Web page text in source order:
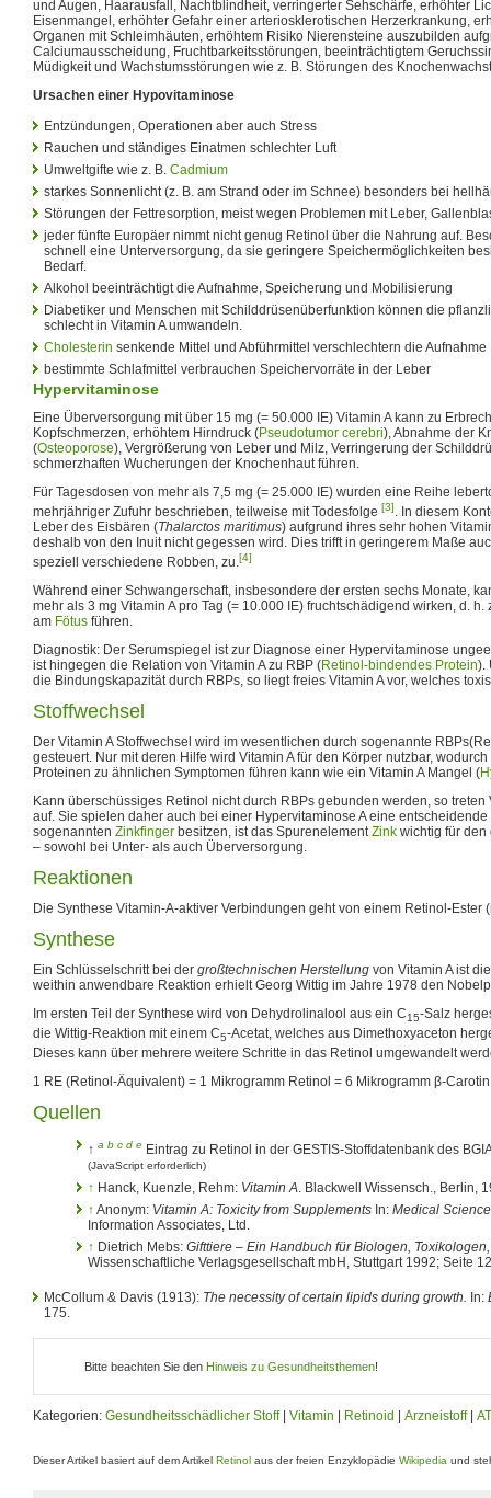
und Augen, Haarausfall, Nachtblindheit, verringerter Sehschärfe, erhöhter
Eisenmangel, erhöhter Gefahr einer arteriosklerotischen Herzerkrankung,
Organen mit Schleimhäuten, erhöhtem Risiko Nierensteine auszubilden
Calciumausscheidung, Fruchtbarkeitsstörungen, beeinträchtigtem
Müdigkeit und Wachstumsstörungen wie z. B. Störungen des
Ursachen einer Hypovitaminose
Entzündungen, Operationen aber auch Stress
Rauchen und ständiges Einatmen schlechter Luft
Umweltgifte wie z. B. Cadmium
starkes Sonnenlicht (z. B. am Strand oder im Schnee) besonders bei
Störungen der Fettresorption, meist wegen Problemen mit Leber,
jeder fünfte Europäer nimmt nicht genug Retinol über die Nahrung auf.
schnell eine Unterversorgung, da sie geringere Speichermöglichkeiten
Bedarf.
Alkohol beeinträchtigt die Aufnahme, Speicherung und Mobilisierung
Diabetiker und Menschen mit Schilddrüsenüberfunktion können die
schlecht in Vitamin A umwandeln.
Cholesterin senkende Mittel und Abführmittel verschlechtern die Aufnahme
bestimmte Schlafmittel verbrauchen Speichervorräte in der Leber
Hypervitaminose
Eine Überversorgung mit über 15 mg (= 50.000 IE) Vitamin A kann zu
Kopfschmerzen, erhöhtem Hirndruck (Pseudotumor cerebri), Abnahme der
(Osteoporose), Vergrößerung von Leber und Milz, Verringerung der
schmerzhaften Wucherungen der Knochenhaut führen.
Für Tagesdosen von mehr als 7,5 mg (= 25.000 IE) wurden eine Reihe
mehrjähriger Zufuhr beschrieben, teilweise mit Todesfolge [3]
. In diesem
Leber des Eisbären (Thalarctos maritimus) aufgrund ihres sehr hohen
deshalb von den Inuit nicht gegessen wird. Dies trifft in geringerem Maße
speziell verschiedene Robben, zu. [4]
Während einer Schwangerschaft, insbesondere der ersten sechs Monate,
mehr als 3 mg Vitamin A pro Tag (= 10.000 IE) fruchtschädigend wirken, d.
am Fötus führen.
Diagnostik: Der Serumspiegel ist zur Diagnose einer Hypervitaminose
ist hingegen die Relation von Vitamin A zu RBP (Retinol-bindendes Protein).
die Bindungskapazität durch RBPs, so liegt freies Vitamin A vor, welches
Stoffwechsel
Der Vitamin A Stoffwechsel wird im wesentlichen durch sogenannte
gesteuert. Nur mit deren Hilfe wird Vitamin A für den Körper nutzbar,
Proteinen zu ähnlichen Symptomen führen kann wie ein Vitamin A Mangel (
Kann überschüssiges Retinol nicht durch RBPs gebunden werden, so
auf. Sie spielen daher auch bei einer Hypervitaminose A eine
sogenannten Zinkfinger besitzen, ist das Spurenelement Zink wichtig für den
– sowohl bei Unter- als auch Überversorgung.
Reaktionen
Die Synthese Vitamin-A-aktiver Verbindungen geht von einem Retinol-Ester
Synthese
Ein Schlüsselschritt bei der großtechnischen Herstellung von Vitamin A ist
weithin anwendbare Reaktion erhielt Georg Wittig im Jahre 1978 den
Im ersten Teil der Synthese wird von Dehydrolinalool aus ein C15-Salz
die Wittig-Reaktion mit einem C5-Acetat, welches aus Dimethoxyaceton
Dieses kann über mehrere weitere Schritte in das Retinol umgewandelt
1 RE (Retinol-Äquivalent) = 1 Mikrogramm Retinol = 6 Mikrogramm β-Carotin
Quellen
↑ a b c d e Eintrag zu Retinol in der GESTIS-Stoffdatenbank des
(JavaScript erforderlich)
↑ Hanck, Kuenzle, Rehm: Vitamin A. Blackwell Wissensch., Berlin,
↑ Anonym: Vitamin A: Toxicity from Supplements In: Medical
Information Associates, Ltd.
↑ Dietrich Mebs: Gifttiere – Ein Handbuch für Biologen,
Wissenschaftliche Verlagsgesellschaft mbH, Stuttgart 1992; Seite
McCollum & Davis (1913): The necessity of certain lipids during growth. In:
175.
Bitte beachten Sie den Hinweis zu Gesundheitsthemen!
Kategorien: Gesundheitsschädlicher Stoff| Vitamin | Retinoid | Arzneistoff|
Dieser Artikel basiert auf dem Artikel Retinol aus der freien Enzyklopädie Wikipedia und